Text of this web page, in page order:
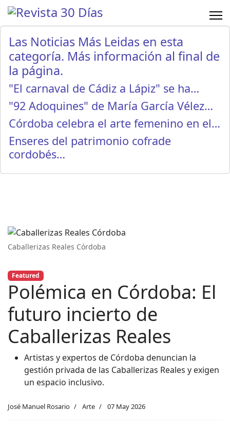
Las Noticias Más Leidas en esta
categoría. Más información al final de
la página.
"El carnaval de Cádiz a Lápiz" se ha…
"92 Adoquines" de María García Vélez…
Córdoba celebra el arte femenino en el…
Enseres del patrimonio cofrade
cordobés…
Caballerizas Reales Córdoba
Featured
Polémica en Córdoba: El
futuro incierto de
Caballerizas Reales
Artistas y expertos de Córdoba denuncian la
gestión privada de las Caballerizas Reales y exigen
un espacio inclusivo.
José Manuel Rosario Arte 07 May 2026